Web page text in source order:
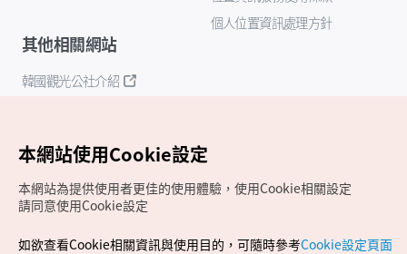
個人位置資訊處理方針
其他相關網站
韓國觀光公社介紹
本網站使用Cookie設定
本網站為提供使用者更佳的使用體驗，使用Cookie相關設定
請同意使用Cookie設定
如欲查看Cookie相關資訊與使用目的，可隨時參考Cookie設定頁面